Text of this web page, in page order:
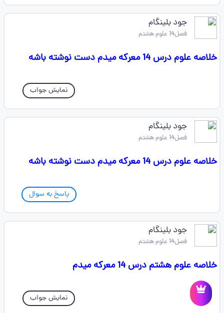
جود بلینگام
فصل14 علوم هشتم
خلاصه علوم درس 14 معرکه میدم دست نوشته باشه
نمایش جواب
جود بلینگام
فصل14 علوم هشتم
خلاصه علوم درس 14 معرکه میدم دست نوشته باشه
پاسخ به سوال
جود بلینگام
فصل14 علوم هشتم
خلاصه علوم هشتم درس 14 معرکه میدم
نمایش جواب